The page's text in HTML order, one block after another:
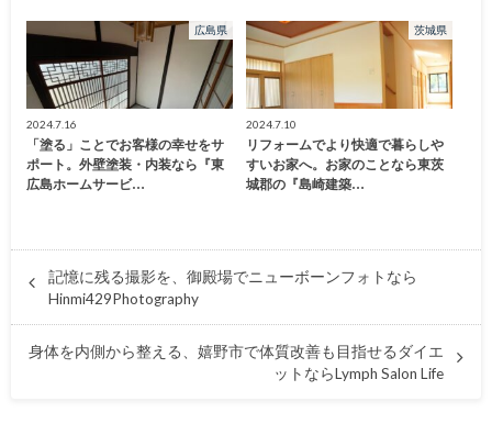
広島県
2024.7.16
「塗る」ことでお客様の幸せをサ
ポート。外壁塗装・内装なら『東
広島ホームサービ…
茨城県
2024.7.10
リフォームでより快適で暮らしや
すいお家へ。お家のことなら東茨
城郡の『島崎建築…
記憶に残る撮影を、御殿場でニューボーンフォトなら
Hinmi429Photography
身体を内側から整える、嬉野市で体質改善も目指せるダイエ
ットならLymph Salon Life